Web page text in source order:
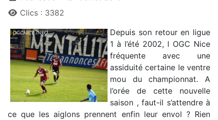
Clics : 3382
Depuis son retour en ligue
1 à l’été 2002, l OGC Nice
fréquente avec une
assiduité certaine le ventre
mou du championnat. A
l’orée de cette nouvelle
saison , faut-il s’attendre à
ce que les aiglons prennent enfin leur envol ? Rien